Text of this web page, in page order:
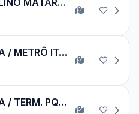
CPTM ERMELINO MATARAZZO / METRÔ ITAQUERA
JD. SANTANA / METRÔ ITAQUERA
TERM. PENHA / TERM. PQ. D. PEDRO II